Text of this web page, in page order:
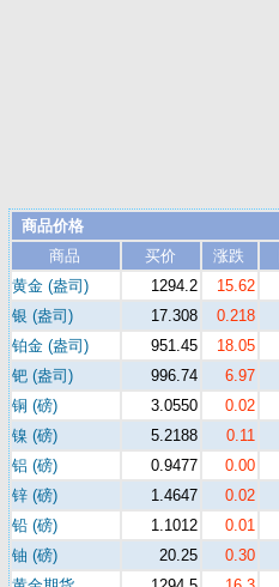
商品价格
商品
买价 涨跌
黄金 (盎司)
1294.2 15.62
银 (盎司)
17.308 0.218
铂金 (盎司)
951.45 18.05
钯 (盎司)
996.74 6.97
铜 (磅)
3.0550 0.02
镍 (磅)
5.2188 0.11
铝 (磅)
0.9477 0.00
锌 (磅)
1.4647 0.02
铅 (磅)
1.1012 0.01
铀 (磅)
20.25 0.30